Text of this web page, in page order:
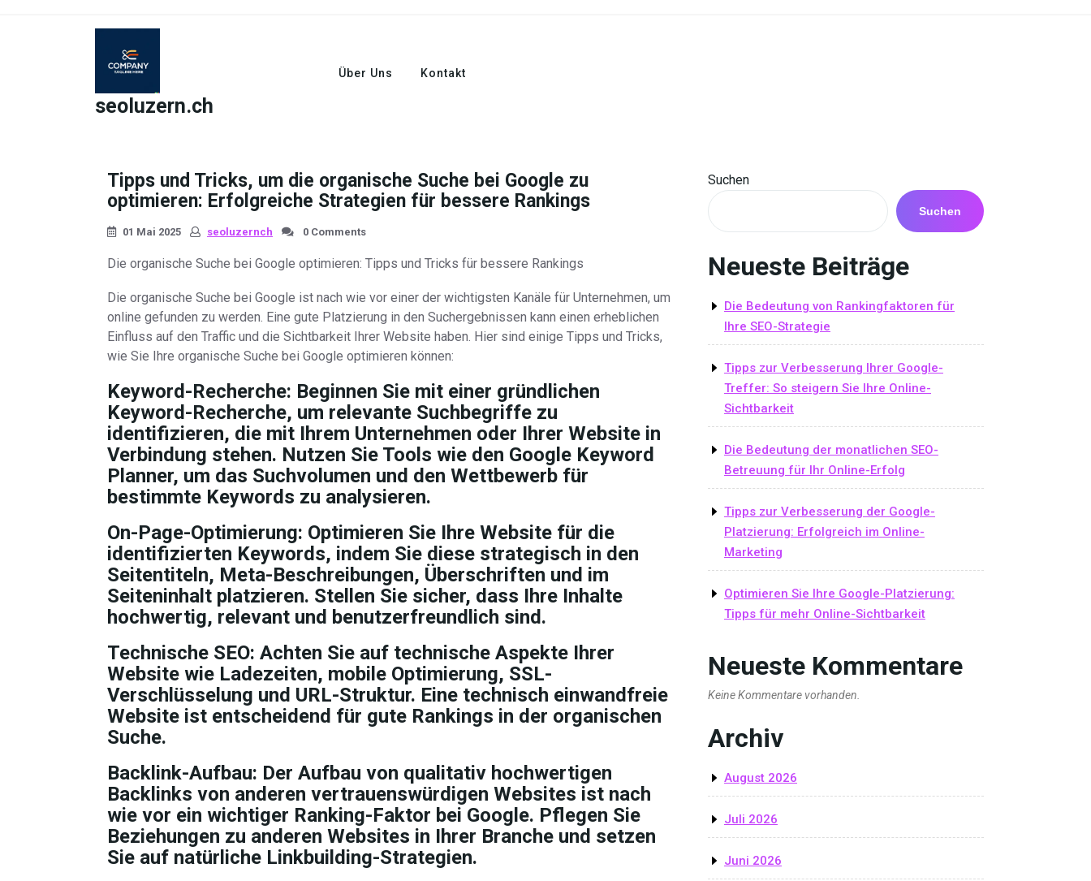
seoluzern.ch
Über Uns Kontakt
Tipps und Tricks, um die organische Suche bei Google zu
optimieren: Erfolgreiche Strategien für bessere Rankings
01 Mai 2025 seoluzernch 0 Comments
Die organische Suche bei Google optimieren: Tipps und Tricks für bessere Rankings
Die organische Suche bei Google ist nach wie vor einer der wichtigsten Kanäle für Unternehmen, um
online gefunden zu werden. Eine gute Platzierung in den Suchergebnissen kann einen erheblichen
Einfluss auf den Traffic und die Sichtbarkeit Ihrer Website haben. Hier sind einige Tipps und Tricks,
wie Sie Ihre organische Suche bei Google optimieren können:
Keyword-Recherche: Beginnen Sie mit einer gründlichen
Keyword-Recherche, um relevante Suchbegriffe zu
identifizieren, die mit Ihrem Unternehmen oder Ihrer Website in
Verbindung stehen. Nutzen Sie Tools wie den Google Keyword
Planner, um das Suchvolumen und den Wettbewerb für
bestimmte Keywords zu analysieren.
On-Page-Optimierung: Optimieren Sie Ihre Website für die
identifizierten Keywords, indem Sie diese strategisch in den
Seitentiteln, Meta-Beschreibungen, Überschriften und im
Seiteninhalt platzieren. Stellen Sie sicher, dass Ihre Inhalte
hochwertig, relevant und benutzerfreundlich sind.
Technische SEO: Achten Sie auf technische Aspekte Ihrer
Website wie Ladezeiten, mobile Optimierung, SSL-
Verschlüsselung und URL-Struktur. Eine technisch einwandfreie
Website ist entscheidend für gute Rankings in der organischen
Suche.
Backlink-Aufbau: Der Aufbau von qualitativ hochwertigen
Backlinks von anderen vertrauenswürdigen Websites ist nach
wie vor ein wichtiger Ranking-Faktor bei Google. Pflegen Sie
Beziehungen zu anderen Websites in Ihrer Branche und setzen
Sie auf natürliche Linkbuilding-Strategien.
Suchen
Suchen
Neueste Beiträge
Die Bedeutung von Rankingfaktoren für
Ihre SEO-Strategie
Tipps zur Verbesserung Ihrer Google-
Treffer: So steigern Sie Ihre Online-
Sichtbarkeit
Die Bedeutung der monatlichen SEO-
Betreuung für Ihr Online-Erfolg
Tipps zur Verbesserung der Google-
Platzierung: Erfolgreich im Online-
Marketing
Optimieren Sie Ihre Google-Platzierung:
Tipps für mehr Online-Sichtbarkeit
Neueste Kommentare
Keine Kommentare vorhanden.
Archiv
August 2026
Juli 2026
Juni 2026